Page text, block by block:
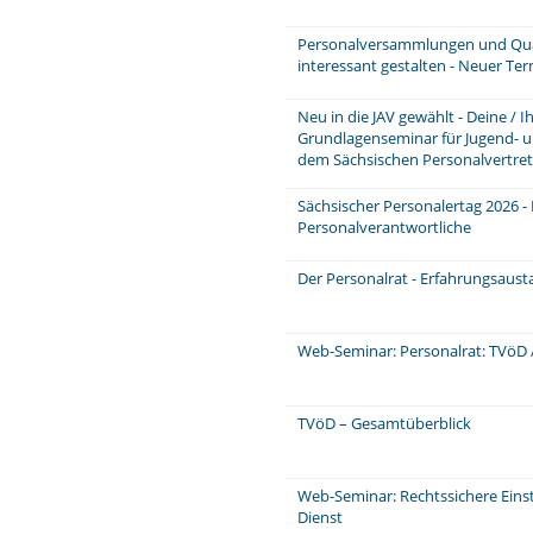
Personalversammlungen und
interessant gestalten - Neuer
Neu in die JAV gewählt - Deine /
Grundlagenseminar für Jugend-
dem Sächsischen
Sächsischer Personalertag 2026
Personalverantwortliche
Der Personalrat -
Web-Seminar: Personalrat:
TVöD – Gesamtüberblick
Web-Seminar: Rechtssichere
Dienst